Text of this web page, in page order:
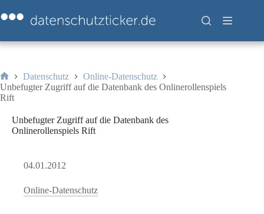
Inhalt
springen
Start
Datenschutz
Online-Datenschutz
Unbefugter Zugriff auf die Datenbank des Onlinerollenspiels
Rift
Unbefugter Zugriff auf die Datenbank des
Onlinerollenspiels Rift
04.01.2012
Online-Datenschutz